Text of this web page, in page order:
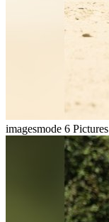
imagesmode 6 Pictures